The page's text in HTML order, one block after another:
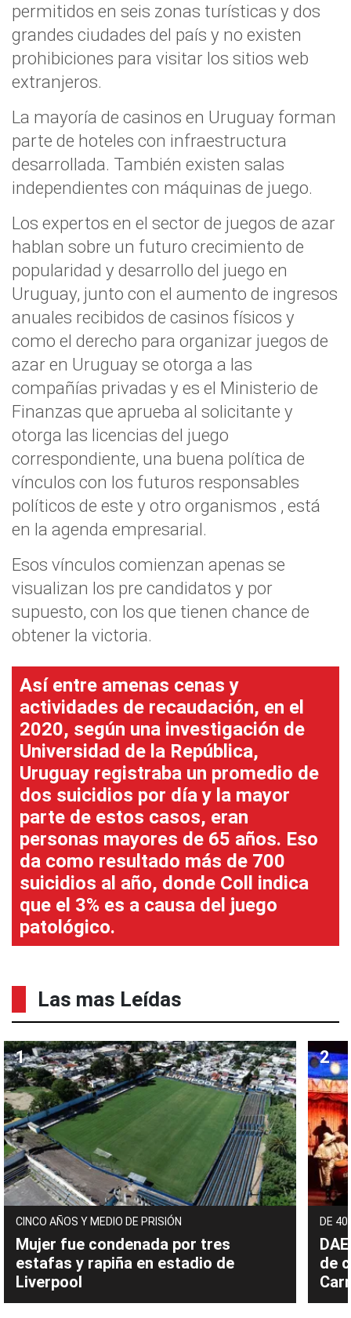
permitidos en seis zonas turísticas y dos
grandes ciudades del país y no existen
prohibiciones para visitar los sitios web
extranjeros.
La mayoría de casinos en Uruguay forman
parte de hoteles con infraestructura
desarrollada. También existen salas
independientes con máquinas de juego.
Los expertos en el sector de juegos de azar
hablan sobre un futuro crecimiento de
popularidad y desarrollo del juego en
Uruguay, junto con el aumento de ingresos
anuales recibidos de casinos físicos y
como el derecho para organizar juegos de
azar en Uruguay se otorga a las
compañías privadas y es el Ministerio de
Finanzas que aprueba al solicitante y
otorga las licencias del juego
correspondiente, una buena política de
vínculos con los futuros responsables
políticos de este y otro organismos , está
en la agenda empresarial.
Esos vínculos comienzan apenas se
visualizan los pre candidatos y por
supuesto, con los que tienen chance de
obtener la victoria.
Así entre amenas cenas y
actividades de recaudación, en el
2020, según una investigación de
Universidad de la República,
Uruguay registraba un promedio de
dos suicidios por día y la mayor
parte de estos casos, eran
personas mayores de 65 años. Eso
da como resultado más de 700
suicidios al año, donde Coll indica
que el 3% es a causa del juego
patológico.
Las mas Leídas
CINCO AÑOS Y MEDIO DE PRISIÓN
Mujer fue condenada por tres
estafas y rapiña en estadio de
Liverpool
DE
de